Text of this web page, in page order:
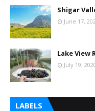
Shigar
June 17,
Lake View
July 19,
LABELS